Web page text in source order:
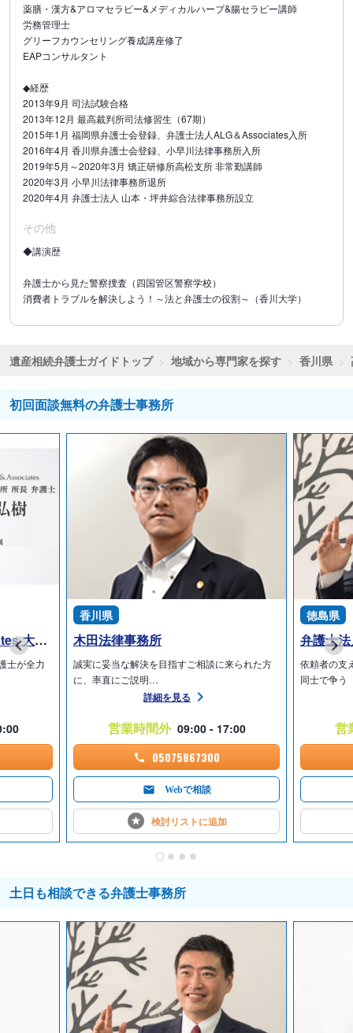
薬膳・漢方&アロマセラピー&メディカルハーブ&腸セラピー講師
労務管理士
グリーフカウンセリング養成講座修了
EAPコンサルタント
◆経歴
2013年9月 司法試験合格
2013年12月 最高裁判所司法修習生（67期）
2015年1月 福岡県弁護士会登録、弁護士法人ALG＆Associates入所
2016年4月 香川県弁護士会登録、小早川法律事務所入所
2019年5月～2020年3月 矯正研修所高松支所 非常勤講師
2020年3月 小早川法律事務所退所
2020年4月 弁護士法人 山本・坪井綜合法律事務所設立
その他
◆講演歴
弁護士から見た警察捜査（四国管区警察学校）
消費者トラブルを解決しよう！～法と弁護士の役割～（香川大学）
遺産相続弁護士ガイドトップ 地域から専門家を探す 香川県
初回面談無料の弁護士事務所
弁護士法人ALG & Associates 大阪法律事務所
士が全力
香川県
木田法律事務所
誠実に妥当な解決を目指すご相談に来られた方
に、率直にご説明…
詳細を見る
営業時間外 09:00 - 17:00
05075867300
Webで相談
検討リストに追加
徳島県
依頼者の支
同士で争
営
土日も相談できる弁護士事務所